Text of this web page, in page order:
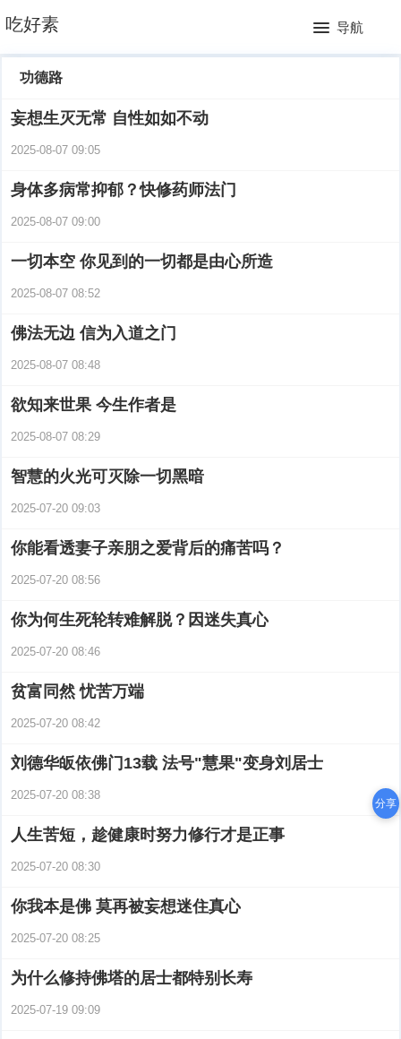
吃好素 导航
网
站
月
行
榜
功德路
妄想生灭无常 自性如如不动
2025-08-07 09:05
身体多病常抑郁？快修药师法门
2025-08-07 09:00
一切本空 你见到的一切都是由心所造
2025-08-07 08:52
佛法无边 信为入道之门
2025-08-07 08:48
欲知来世果 今生作者是
2025-08-07 08:29
智慧的火光可灭除一切黑暗
2025-07-20 09:03
你能看透妻子亲朋之爱背后的痛苦吗？
2025-07-20 08:56
你为何生死轮转难解脱？因迷失真心
2025-07-20 08:46
贫富同然 忧苦万端
2025-07-20 08:42
刘德华皈依佛门13载 法号"慧果"变身刘居士
2025-07-20 08:38
人生苦短，趁健康时努力修行才是正事
2025-07-20 08:30
你我本是佛 莫再被妄想迷住真心
2025-07-20 08:25
为什么修持佛塔的居士都特别长寿
2025-07-19 09:09
分享